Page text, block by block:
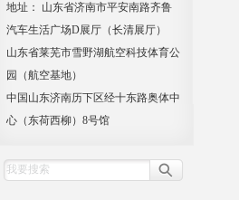
地址： 山东省济南市平安南路齐鲁
汽车生活广场D展厅（长清展厅）
山东省莱芜市雪野湖航空科技体育公
园（航空基地）
中国山东济南历下区经十东路奥体中
心（东荷西柳）8号馆